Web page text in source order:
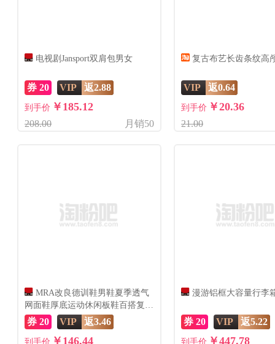
电视剧Jansport双肩包男女
券 20 VIP 返2.88
到手价 ￥185.12
208.00 月销50
复古布艺长齿条纹高
VIP 返0.64
到手价 ￥20.36
21.00
MRA改良德训鞋男鞋夏季透气
网面鞋厚底运动休闲板鞋百搭复古
潮鞋
券 20 VIP 返3.46
到手价 ￥146.44
漫游铝框大容量行李
券 20 VIP 返5.22
到手价 ￥447.78